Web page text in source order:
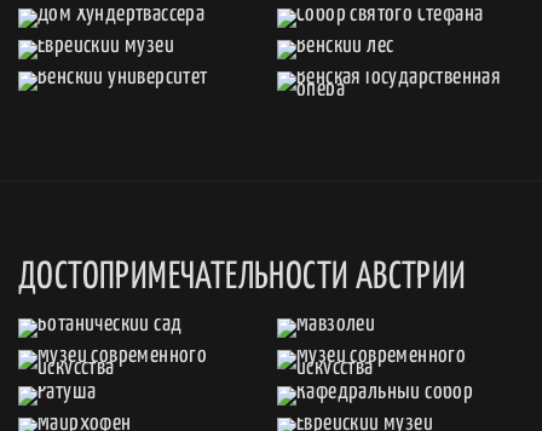
ДОСТОПРИМЕЧАТЕЛЬНОСТИ АВСТРИИ